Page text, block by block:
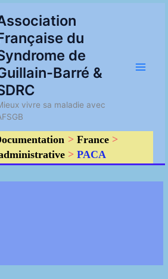
du
de
Barré &
vivre sa maladie avec
France
PACA